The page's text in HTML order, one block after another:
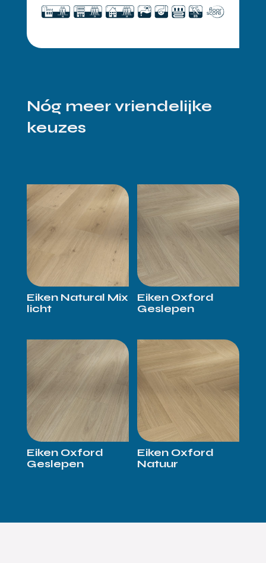
Nóg meer vriendelijke
keuzes
Eiken Natural Mix
licht
Eiken Oxford
Geslepen
Eiken Oxford
Geslepen
Eiken Oxford
Natuur